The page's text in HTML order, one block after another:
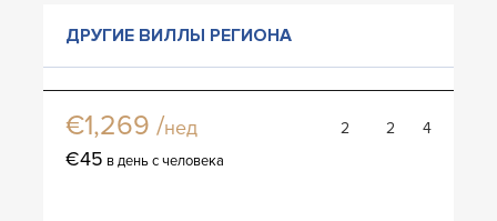
ДРУГИЕ ВИЛЛЫ РЕГИОНА
Вилла Камала сад апартментс
€1,269 /нед 2 2 4
€45 в день с человека